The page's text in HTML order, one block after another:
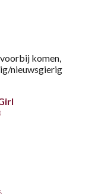
komen,
nieuwsgierig